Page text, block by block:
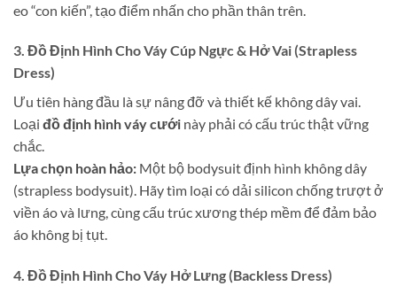
eo “con kiến”, tạo điểm nhấn cho phần thân trên.
3. Đồ Định Hình Cho Váy Cúp Ngực & Hở Vai (Strapless
Dress)
Ưu tiên hàng đầu là sự nâng đỡ và thiết kế không dây vai.
Loại đồ định hình váy cưới này phải có cấu trúc thật vững
chắc.
Lựa chọn hoàn hảo: Một bộ bodysuit định hình không dây
(strapless bodysuit). Hãy tìm loại có dải silicon chống trượt ở
viền áo và lưng, cùng cấu trúc xương thép mềm để đảm bảo
áo không bị tụt.
4. Đồ Định Hình Cho Váy Hở Lưng (Backless Dress)